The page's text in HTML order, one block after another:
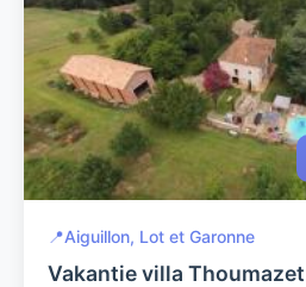
📍Aiguillon, Lot et Garonne
Vakantie villa